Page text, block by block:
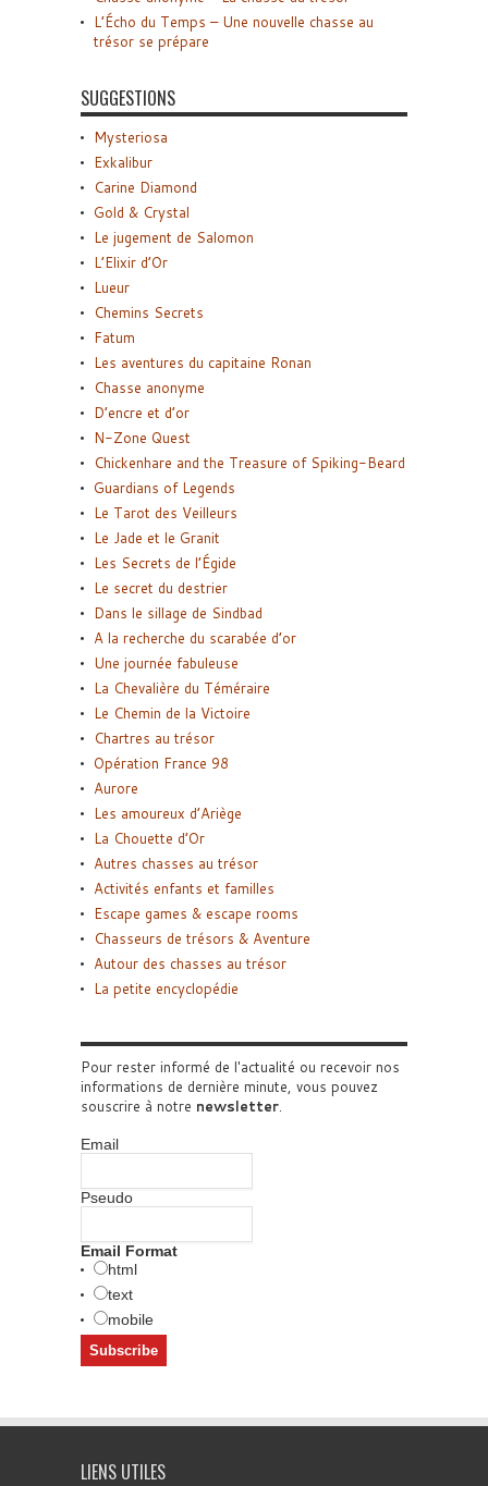
L’Écho du Temps – Une nouvelle chasse au
trésor se prépare
SUGGESTIONS
Mysteriosa
Exkalibur
Carine Diamond
Gold & Crystal
Le jugement de Salomon
L’Elixir d’Or
Lueur
Chemins Secrets
Fatum
Les aventures du capitaine Ronan
Chasse anonyme
D’encre et d’or
N-Zone Quest
Chickenhare and the Treasure of Spiking-Beard
Guardians of Legends
Le Tarot des Veilleurs
Le Jade et le Granit
Les Secrets de l’Égide
Le secret du destrier
Dans le sillage de Sindbad
A la recherche du scarabée d’or
Une journée fabuleuse
La Chevalière du Téméraire
Le Chemin de la Victoire
Chartres au trésor
Opération France 98
Aurore
Les amoureux d’Ariège
La Chouette d’Or
Autres chasses au trésor
Activités enfants et familles
Escape games & escape rooms
Chasseurs de trésors & Aventure
Autour des chasses au trésor
La petite encyclopédie
Pour rester informé de l'actualité ou recevoir nos
informations de dernière minute, vous pouvez
souscrire à notre newsletter.
Email
Pseudo
Email Format
html
text
mobile
LIENS UTILES